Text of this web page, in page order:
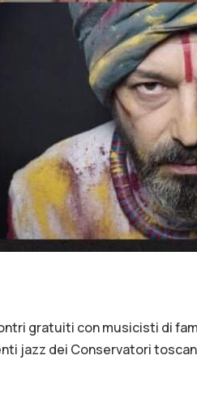
gratuiti con musicisti di
jazz dei Conservatori